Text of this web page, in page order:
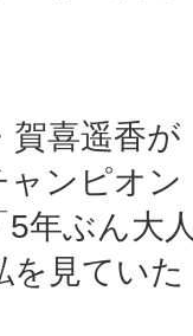
賀喜遥香が
ャンピオン
年ぶん大人
を見ていた